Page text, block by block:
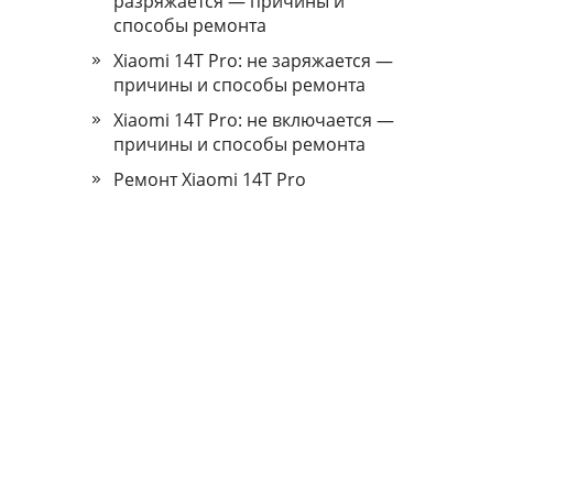
способы ремонта
Xiaomi 14T Pro: не заряжается —
причины и способы ремонта
Xiaomi 14T Pro: не включается —
причины и способы ремонта
Ремонт Xiaomi 14T Pro